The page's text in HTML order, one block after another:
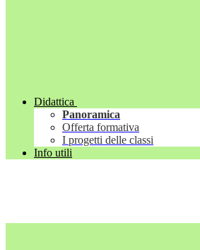
Didattica
Panoramica
Offerta formativa
I progetti delle classi
Info utili